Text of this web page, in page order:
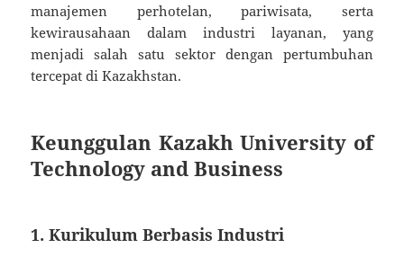
manajemen perhotelan, pariwisata, serta
kewirausahaan dalam industri layanan, yang
menjadi salah satu sektor dengan pertumbuhan
tercepat di Kazakhstan.
Keunggulan Kazakh University of
Technology and Business
1. Kurikulum Berbasis Industri